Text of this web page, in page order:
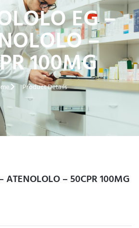
EG –
–
100MG
Product Details
ATENOLOLO – 50CPR 100MG